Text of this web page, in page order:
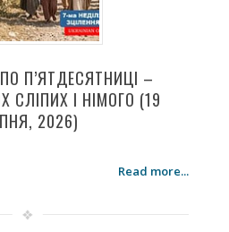
П’ЯТДЕСЯТНИЦІ –
СЛІПИХ І НІМОГО (19
2026)
Read more...